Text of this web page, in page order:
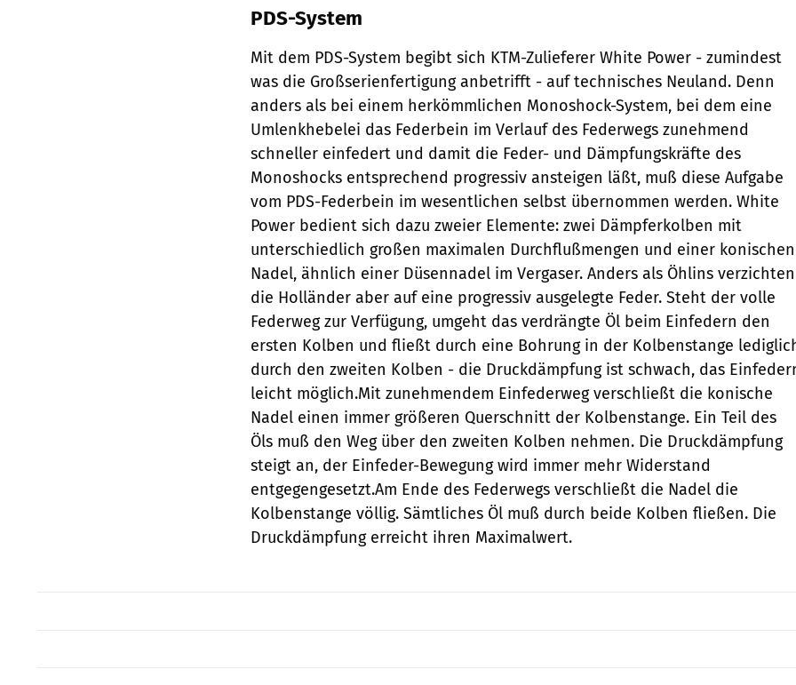
PDS-System
Mit dem PDS-System begibt sich KTM-Zulieferer White Power - zumindest
was die Großserienfertigung anbetrifft - auf technisches Neuland. Denn
anders als bei einem herkömmlichen Monoshock-System, bei dem eine
Umlenkhebelei das Federbein im Verlauf des Federwegs zunehmend
schneller einfedert und damit die Feder- und Dämpfungskräfte des
Monoshocks entsprechend progressiv ansteigen läßt, muß diese Aufgabe
vom PDS-Federbein im wesentlichen selbst übernommen werden. White
Power bedient sich dazu zweier Elemente: zwei Dämpferkolben mit
unterschiedlich großen maximalen Durchflußmengen und einer konischen
Nadel, ähnlich einer Düsennadel im Vergaser. Anders als Öhlins verzichten
die Holländer aber auf eine progressiv ausgelegte Feder. Steht der volle
Federweg zur Verfügung, umgeht das verdrängte Öl beim Einfedern den
ersten Kolben und fließt durch eine Bohrung in der Kolbenstange
durch den zweiten Kolben - die Druckdämpfung ist schwach, das
leicht möglich.Mit zunehmendem Einfederweg verschließt die konische
Nadel einen immer größeren Querschnitt der Kolbenstange. Ein Teil des
Öls muß den Weg über den zweiten Kolben nehmen. Die Druckdämpfung
steigt an, der Einfeder-Bewegung wird immer mehr Widerstand
entgegengesetzt.Am Ende des Federwegs verschließt die Nadel die
Kolbenstange völlig. Sämtliches Öl muß durch beide Kolben fließen. Die
Druckdämpfung erreicht ihren Maximalwert.